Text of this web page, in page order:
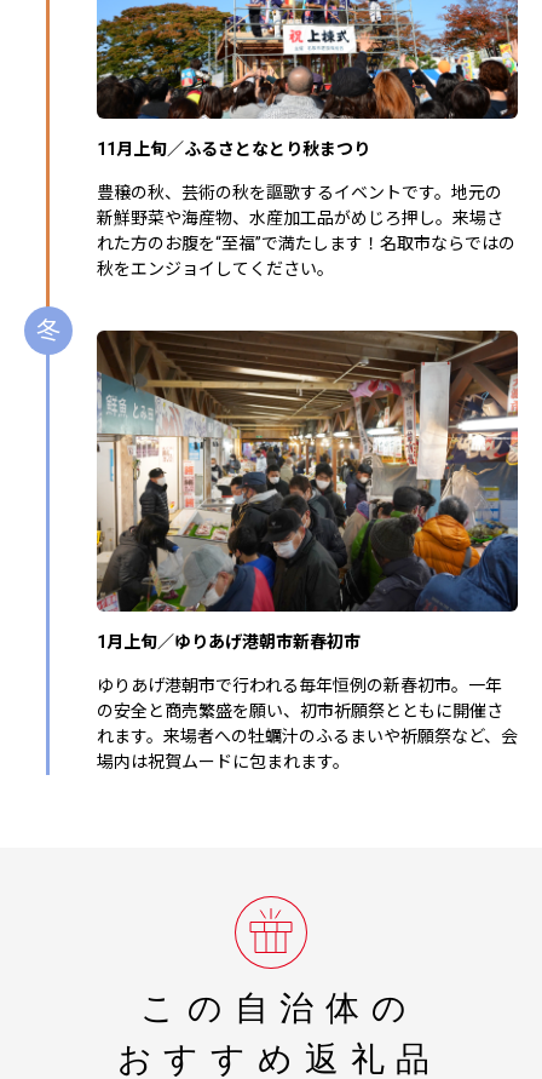
11月上旬／ふるさとなとり秋まつり
豊穣の秋、芸術の秋を謳歌するイベントです。地元の
新鮮野菜や海産物、水産加工品がめじろ押し。来場さ
れた方のお腹を“至福”で満たします！名取市ならではの
秋をエンジョイしてください。
冬
1月上旬／ゆりあげ港朝市新春初市
ゆりあげ港朝市で行われる毎年恒例の新春初市。一年
の安全と商売繁盛を願い、初市祈願祭とともに開催さ
れます。来場者への牡蠣汁のふるまいや祈願祭など、会
場内は祝賀ムードに包まれます。
この自治体の
おすすめ返礼品